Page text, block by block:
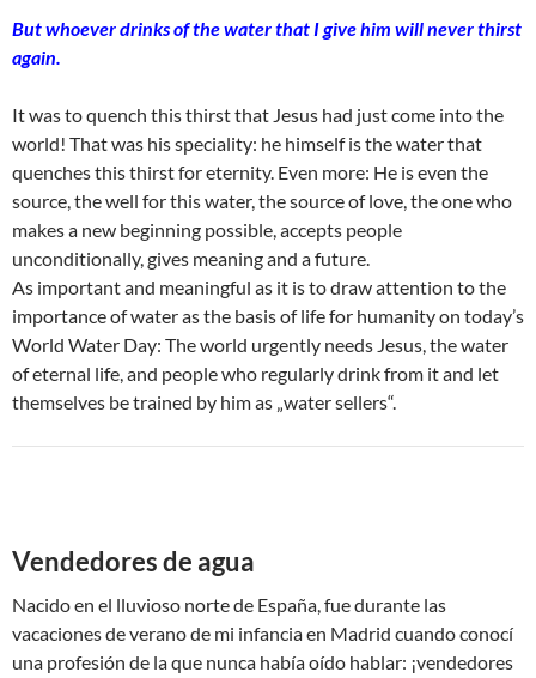
But whoever drinks of the water that I give him will never thirst
again.
It was to quench this thirst that Jesus had just come into the
world! That was his speciality: he himself is the water that
quenches this thirst for eternity. Even more: He is even the
source, the well for this water, the source of love, the one who
makes a new beginning possible, accepts people
unconditionally, gives meaning and a future.
As important and meaningful as it is to draw attention to the
importance of water as the basis of life for humanity on today’s
World Water Day: The world urgently needs Jesus, the water
of eternal life, and people who regularly drink from it and let
themselves be trained by him as „water sellers“.
Vendedores de agua
Nacido en el lluvioso norte de España, fue durante las
vacaciones de verano de mi infancia en Madrid cuando conocí
una profesión de la que nunca había oído hablar: ¡vendedores